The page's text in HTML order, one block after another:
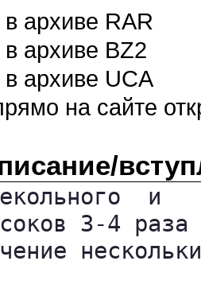
в архиве RAR
в архиве BZ2
в архиве UCA
на сайте
и
соков 3-4